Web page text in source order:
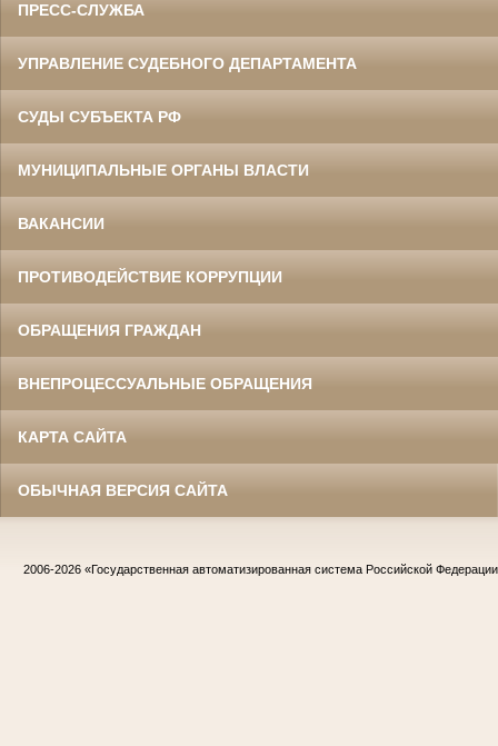
ПРЕСС-СЛУЖБА
УПРАВЛЕНИЕ СУДЕБНОГО ДЕПАРТАМЕНТА
СУДЫ СУБЪЕКТА РФ
МУНИЦИПАЛЬНЫЕ ОРГАНЫ ВЛАСТИ
ВАКАНСИИ
ПРОТИВОДЕЙСТВИЕ КОРРУПЦИИ
ОБРАЩЕНИЯ ГРАЖДАН
ВНЕПРОЦЕССУАЛЬНЫЕ ОБРАЩЕНИЯ
КАРТА САЙТА
ОБЫЧНАЯ ВЕРСИЯ САЙТА
2006-2026 «Государственная автоматизированная система Российской